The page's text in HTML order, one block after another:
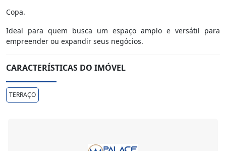
Copa.
Ideal para quem busca um espaço amplo e versátil para
empreender ou expandir seus negócios.
CARACTERÍSTICAS DO IMÓVEL
TERRAÇO